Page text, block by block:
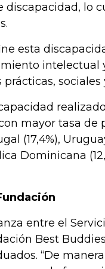
lo
esta
intelectual
sociales
mayor tasa de
(17,4%),
Dominicana
entre el
Best
“De